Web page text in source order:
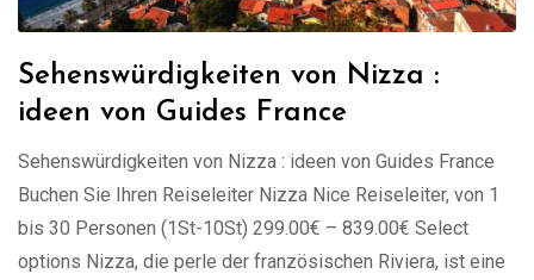
Sehenswürdigkeiten von Nizza :
ideen von Guides France
Sehenswürdigkeiten von Nizza : ideen von Guides France
Buchen Sie Ihren Reiseleiter Nizza Nice Reiseleiter, von 1
bis 30 Personen (1St-10St) 299.00€ – 839.00€ Select
options Nizza, die perle der französischen Riviera, ist eine